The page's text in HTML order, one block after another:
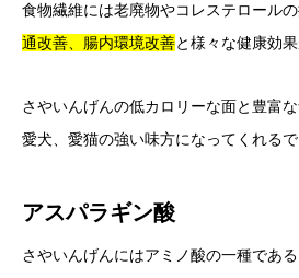
食物繊維には老廃物やコレステロール
通改善、腸内環境改善と様々な健康効
さやいんげんの低カロリーな面と豊富
愛犬、愛猫の強い味方になってくれるで
アスパラギン酸
さやいんげんにはアミノ酸の一種であ